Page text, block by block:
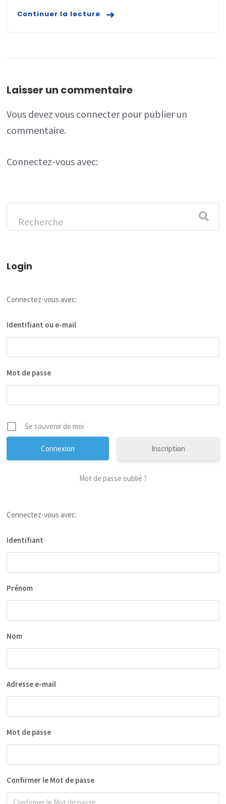
Continuer la lecture
Laisser un commentaire
Vous devezvous connecterpour publier un
commentaire.
Connectez-vous avec:
Login
Connectez-vous avec:
Identifiant ou e-mail
Mot de passe
Se souvenir de moi
Inscription
Mot de passe oublié ?
Connectez-vous avec:
Identifiant
Prénom
Nom
Adresse e-mail
Mot de passe
Confirmer le Mot de passe